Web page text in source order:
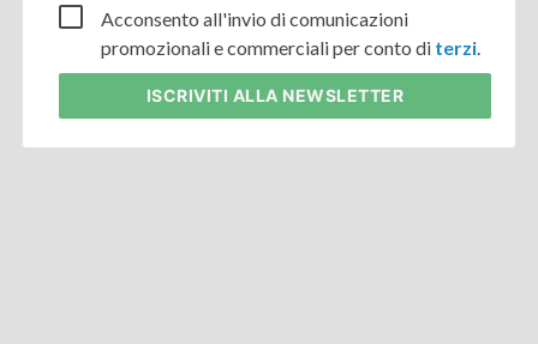
Acconsento all'invio di comunicazioni
promozionali e commerciali per conto di terzi.
ISCRIVITI ALLA NEWSLETTER